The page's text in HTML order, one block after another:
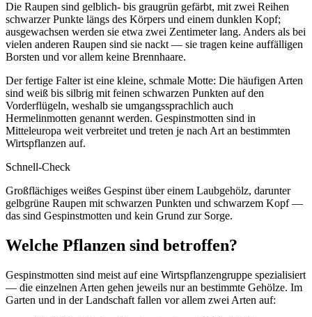
Die Raupen sind gelblich- bis graugrün gefärbt, mit zwei Reihen
schwarzer Punkte längs des Körpers und einem dunklen Kopf;
ausgewachsen werden sie etwa zwei Zentimeter lang. Anders als bei
vielen anderen Raupen sind sie nackt — sie tragen keine auffälligen
Borsten und vor allem keine Brennhaare.
Der fertige Falter ist eine kleine, schmale Motte: Die häufigen Arten
sind weiß bis silbrig mit feinen schwarzen Punkten auf den
Vorderflügeln, weshalb sie umgangssprachlich auch
Hermelinmotten genannt werden. Gespinstmotten sind in
Mitteleuropa weit verbreitet und treten je nach Art an bestimmten
Wirtspflanzen auf.
Schnell-Check
Großflächiges weißes Gespinst über einem Laubgehölz, darunter
gelbgrüne Raupen mit schwarzen Punkten und schwarzem Kopf —
das sind Gespinstmotten und kein Grund zur Sorge.
Welche Pflanzen sind betroffen?
Gespinstmotten sind meist auf eine Wirtspflanzengruppe spezialisiert
— die einzelnen Arten gehen jeweils nur an bestimmte Gehölze. Im
Garten und in der Landschaft fallen vor allem zwei Arten auf: